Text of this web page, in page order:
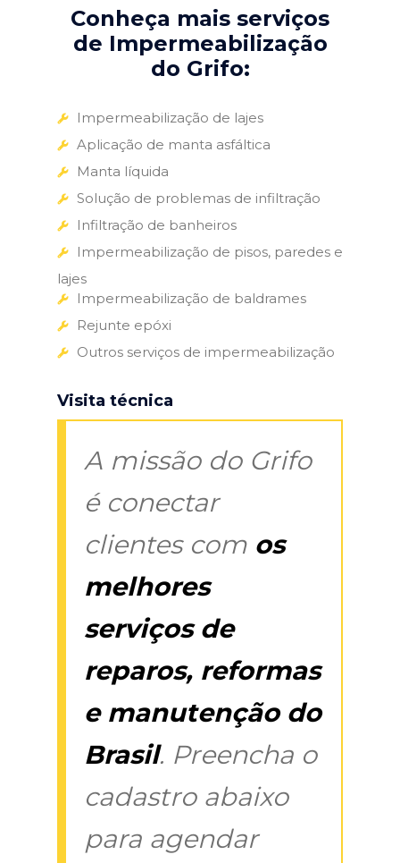
Conheça mais serviços
de Impermeabilização
do Grifo:
Impermeabilização de lajes
Aplicação de manta asfáltica
Manta líquida
Solução de problemas de infiltração
Infiltração de banheiros
Impermeabilização de pisos, paredes e
lajes
Impermeabilização de baldrames
Rejunte epóxi
Outros serviços de impermeabilização
Visita técnica
A missão do Grifo
é conectar
clientes com os
melhores
serviços de
reparos, reformas
e manutenção do
Brasil. Preencha o
cadastro abaixo
para agendar